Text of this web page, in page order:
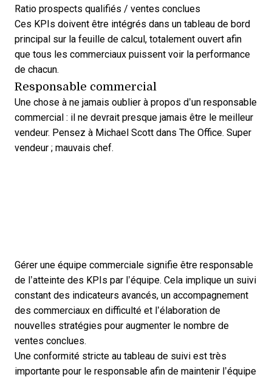
Ratio prospects qualifiés / ventes conclues
Ces KPIs doivent être intégrés dans un tableau de bord
principal sur la feuille de calcul, totalement ouvert afin
que tous les commerciaux puissent voir la performance
de chacun.
Responsable commercial
Une chose à ne jamais oublier à propos d’un responsable
commercial : il ne devrait presque jamais être le meilleur
vendeur. Pensez à Michael Scott dans The Office. Super
vendeur ; mauvais chef.
Gérer une équipe commerciale signifie être responsable
de l’atteinte des KPIs par l’équipe. Cela implique un suivi
constant des indicateurs avancés, un accompagnement
des commerciaux en difficulté et l’élaboration de
nouvelles stratégies pour augmenter le nombre de
ventes conclues.
Une conformité stricte au tableau de suivi est très
importante pour le responsable afin de maintenir l’équipe